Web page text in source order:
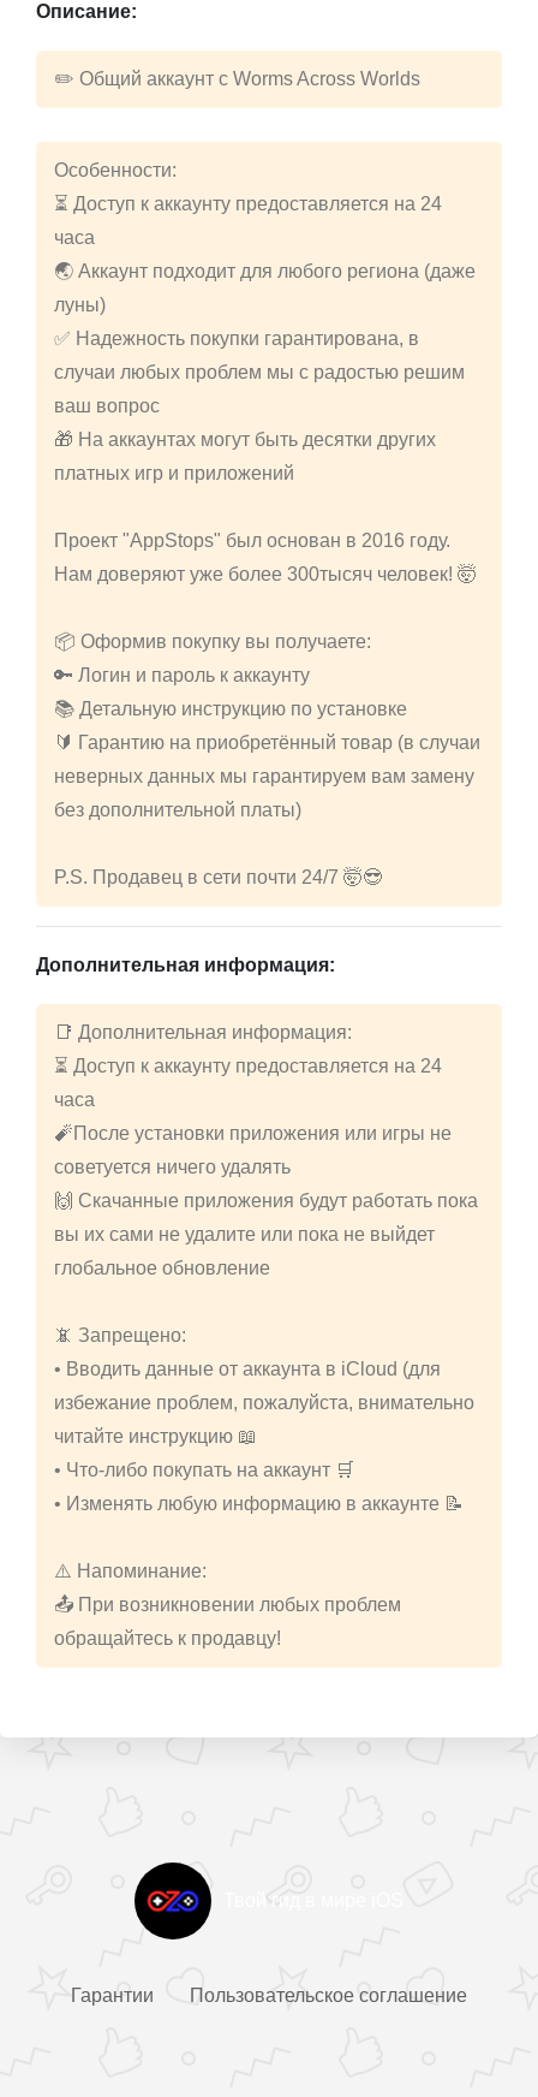
Описание:
✏️ Общий аккаунт с Worms Across Worlds
Особенности:
⏳ Доступ к аккаунту предоставляется на 24
часа
🌏 Аккаунт подходит для любого региона (даже
луны)
✅ Надежность покупки гарантирована, в
случаи любых проблем мы с радостью решим
ваш вопрос
🎁 На аккаунтах могут быть десятки других
платных игр и приложений
Проект "AppStops" был основан в 2016 году.
Нам доверяют уже более 300тысяч человек! 🤯
📦 Оформив покупку вы получаете:
🔑 Логин и пароль к аккаунту
📚 Детальную инструкцию по установке
🔰 Гарантию на приобретённый товар (в случаи
неверных данных мы гарантируем вам замену
без дополнительной платы)
P.S. Продавец в сети почти 24/7 🤯😎
Дополнительная информация:
📑 Дополнительная информация:
⏳ Доступ к аккаунту предоставляется на 24
часа
🧨После установки приложения или игры не
советуется ничего удалять
🙌 Скачанные приложения будут работать пока
вы их сами не удалите или пока не выйдет
глобальное обновление
📵 Запрещено:
• Вводить данные от аккаунта в iCloud (для
избежание проблем, пожалуйста, внимательно
читайте инструкцию 📖
• Что-либо покупать на аккаунт 🛒
• Изменять любую информацию в аккаунте 📝
⚠️ Напоминание:
📤 При возникновении любых проблем
обращайтесь к продавцу!
Твой гид в мире iOS
Гарантии Пользовательское соглашение